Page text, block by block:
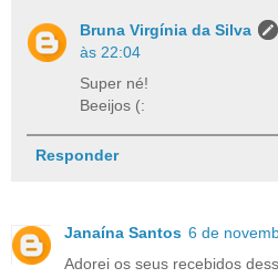
Bruna Virgínia da Silva
às 22:04
Super né!
Beeijos (:
Responder
Janaína Santos 6 de
Adorei os seus recebidos